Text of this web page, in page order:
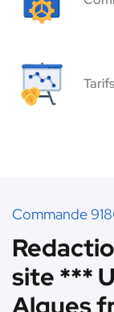
Commande
site ***
Algues